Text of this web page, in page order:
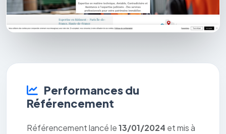
Performances du
Référencement
Référencement lancé le13/01/2024 et mis à